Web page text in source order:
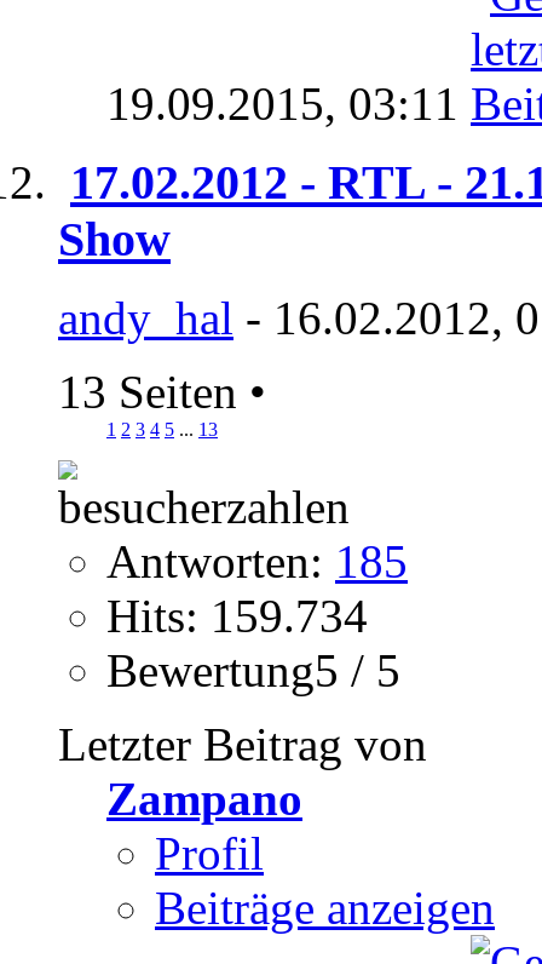
19.09.2015, 03:11
17.02.2012 - RTL -
Show
andy_hal - 16.02.2012,
13 Seiten •
1 2 3 4 5 ... 13
Antworten: 185
Hits: 159.734
Bewertung5 / 5
Letzter Beitrag von
Zampano
Profil
Beiträge anzeigen